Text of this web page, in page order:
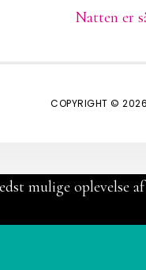
Natten er
COPYRIGHT ©
mulige